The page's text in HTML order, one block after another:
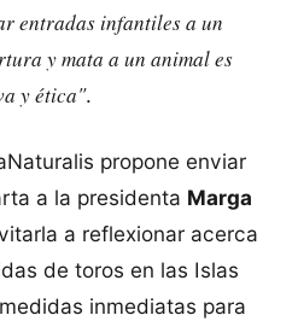
entradas infantiles a un
y mata a un animal es
y ética".
propone enviar
a la presidenta Marga
a reflexionar acerca
de toros en las Islas
inmediatas para